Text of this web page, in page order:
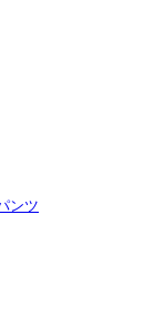
ンツ